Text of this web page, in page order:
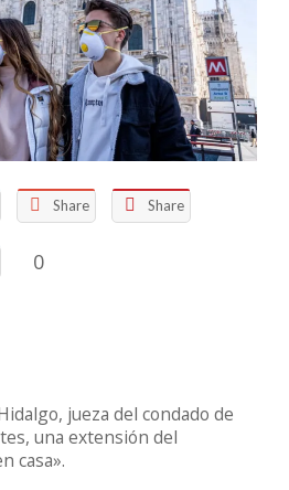
Share Share
0
jueza del condado de
una extensión del
casa».